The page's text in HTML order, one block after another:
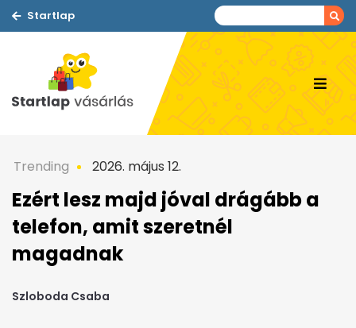
Startlap
Trending 2026. május 12.
Ezért lesz majd jóval drágább a
telefon, amit szeretnél
magadnak
Szloboda Csaba